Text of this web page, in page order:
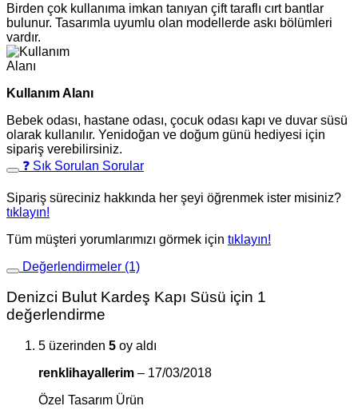
Birden çok kullanıma imkan tanıyan çift taraflı cırt bantlar
bulunur. Tasarımla uyumlu olan modellerde askı bölümleri
vardır.
Kullanım Alanı
Bebek odası, hastane odası, çocuk odası kapı ve duvar süsü
olarak kullanılır. Yenidoğan ve doğum günü hediyesi için
sipariş verebilirsiniz.
❓ Sık Sorulan Sorular
Sipariş süreciniz hakkında her şeyi öğrenmek ister misiniz?
tıklayın!
Tüm müşteri yorumlarımızı görmek için tıklayın!
Değerlendirmeler (1)
Denizci Bulut Kardeş Kapı Süsü için 1
değerlendirme
5 üzerinden 5 oy aldı
renklihayallerim – 17/03/2018
Özel Tasarım Ürün